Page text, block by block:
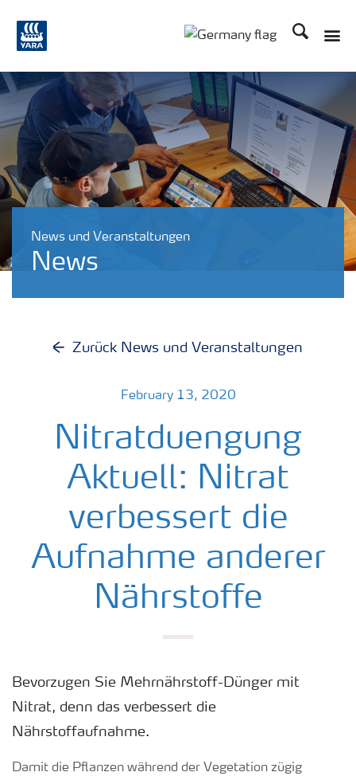
Suchen
News und Veranstaltungen
News
Zurück News und Veranstaltungen
February 13, 2020
Nitratduengung
Aktuell: Nitrat
verbessert die
Aufnahme anderer
Nährstoffe
Bevorzugen Sie Mehrnährstoff-Dünger mit
Nitrat, denn das verbessert die
Nährstoffaufnahme.
Damit die Pflanzen während der Vegetation zügig